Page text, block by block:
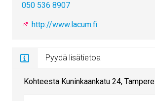
050 536 8907
http://www.lacum.fi
Pyydä lisätietoa
Kohteesta Kuninkaankatu 24, Tampere